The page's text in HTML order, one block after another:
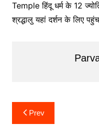
Templeहिंदू धर्म के 12
श्रद्धालु यहां दर्शन के लिए
Post
navigation
Prev